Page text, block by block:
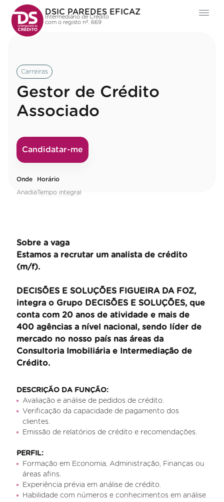
DSIC PAREDES EFICAZ
Intermediário de Crédito
com o registo nº. 669
Carreiras
Gestor de Crédito
Associado
Candidatar-me
Onde
Anadia
Horário
Tempo integral
Sobre a vaga
Estamos a recrutar um analista de crédito
(m/f).
DECISÕES E SOLUÇÕES FIGUEIRA DA FOZ,
integra o Grupo DECISÕES E SOLUÇÕES, que
conta com 20 anos de atividade e mais de
400 agências a nível nacional, sendo líder de
mercado no nosso país nas áreas da
Consultoria Imobiliária e Intermediação de
Crédito.
DESCRIÇÃO DA FUNÇÃO:
Avaliação e análise de pedidos de crédito.
Verificação da capacidade de pagamento dos
clientes.
Emissão de relatórios de crédito e recomendações.
PERFIL:
Formação em Economia, Administração, Finanças ou
áreas afins.
Experiência prévia em análise de crédito.
Habilidade com números e conhecimentos em análise